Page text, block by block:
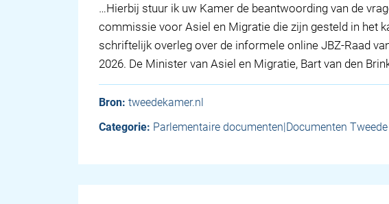
… Hierbij stuur ik uw Kamer de beantwoording van de
commissie voor Asiel en Migratie die zijn gesteld in het
schriftelijk overleg over de informele online JBZ-Raad
2026. De Minister van Asiel en Migratie, Bart van den
Bron: tweedekamer.nl
Categorie: Parlementaire documenten|Documenten